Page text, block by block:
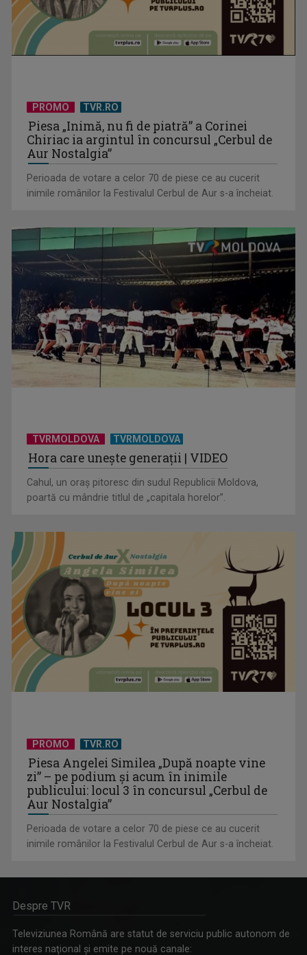
PROMO TVR.RO
Piesa „Inimă, nu fi de piatră” a Corinei
Chiriac ia argintul în concursul „Cerbul de
Aur Nostalgia”
Perioada de votare a celor 70 de piese ce au cucerit
inimile românilor la Festivalul Cerbul de Aur s-a încheiat.
TVRMOLDOVA TVRMOLDOVA
Hora care unește generații | VIDEO
Cahul, un oraș pitoresc din sudul Republicii Moldova,
poartă cu mândrie titlul de „capitala horelor”.
PROMO TVR.RO
Piesa Angelei Similea „După noapte vine
zi” – pe podium şi acum în inimile
publicului: locul 3 în concursul „Cerbul de
Aur Nostalgia”
Perioada de votare a celor 70 de piese ce au cucerit
inimile românilor la Festivalul Cerbul de Aur s-a încheiat.
Despre TVR
Televiziunea Română are statut de serviciu public autonom de
interes naţional şi emite pe nouă canale: